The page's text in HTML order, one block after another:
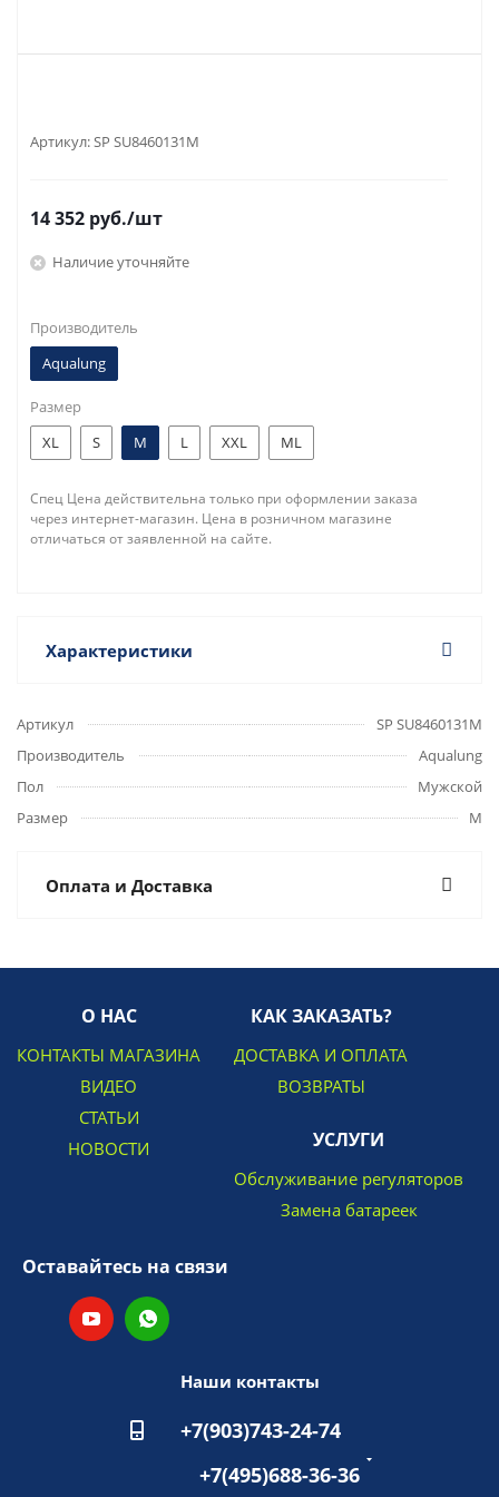
Артикул:SP SU8460131M
14 352 руб./шт
Наличие уточняйте
Производитель
Aqualung
Размер
XL
S M L XXL ML
Спец Цена действительна только при оформлении заказа
через интернет-магазин. Цена в розничном магазине
отличаться от заявленной на сайте.
Характеристики
Артикул
SP SU8460131M
Производитель
Aqualung
Пол
Мужской
Размер
M
Оплата и Доставка
О НАС
КОНТАКТЫ МАГАЗИНА
ВИДЕО
СТАТЬИ
НОВОСТИ
КАК ЗАКАЗАТЬ?
ДОСТАВКА И ОПЛАТА
ВОЗВРАТЫ
УСЛУГИ
Обслуживание регуляторов
Замена батареек
Оставайтесь на связи
Наши контакты
+7(903)743-24-74
+7(495)688-36-36